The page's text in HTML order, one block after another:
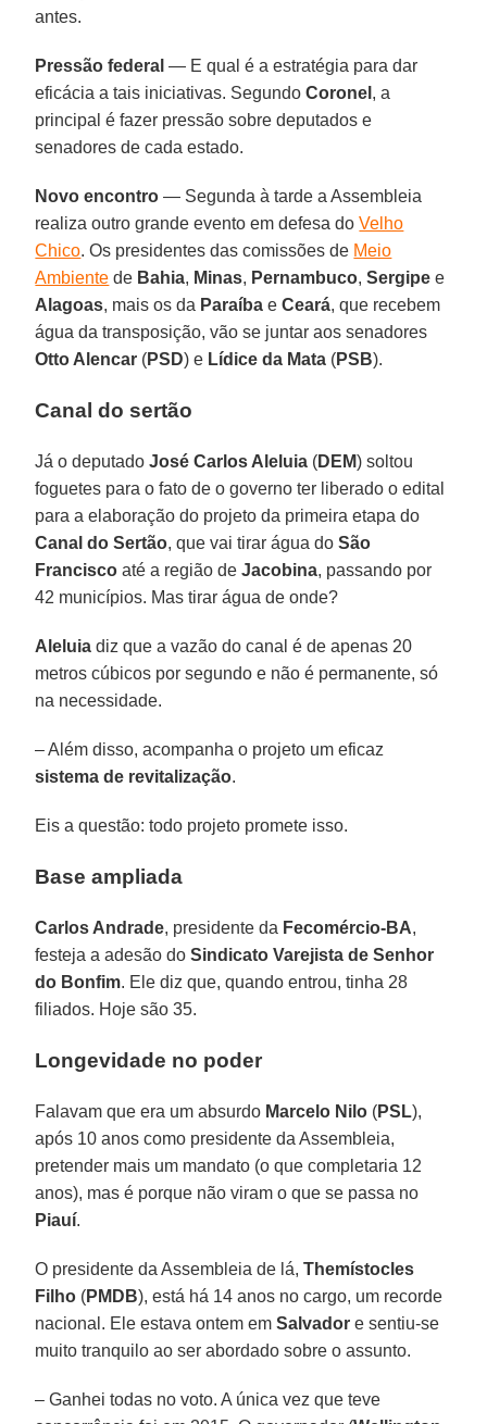
antes.
Pressão federal — E qual é a estratégia para dar
eficácia a tais iniciativas. SegundoCoronel , a
principal é fazer pressão sobre deputados e
senadores de cada estado.
Novo encontro — Segunda à tarde a Assembleia
realiza outro grande evento em defesa doVelho
Chico. Os presidentes das comissões de Meio
Ambiente de Bahia, Minas, Pernambuco,Sergipe e
Alagoas, mais os da Paraíba eCeará, que recebem
água da transposição, vão se juntar aos senadores
Otto Alencar (PSD) e Lídice da Mata (PSB).
Canal do sertão
Já o deputadoJosé Carlos Aleluia (DEM) soltou
foguetes para o fato de o governo ter liberado o edital
para a elaboração do projeto da primeira etapa do
Canal do Sertão, que vai tirar água doSão
Francisco até a região deJacobina, passando por
42 municípios. Mas tirar água de onde?
Aleluia diz que a vazão do canal é de apenas 20
metros cúbicos por segundo e não é permanente, só
na necessidade.
– Além disso, acompanha o projeto um eficaz
sistema de revitalização.
Eis a questão: todo projeto promete isso.
Base ampliada
Carlos Andrade, presidente da Fecomércio-BA,
festeja a adesão doSindicato Varejista de Senhor
do Bonfim. Ele diz que, quando entrou, tinha 28
filiados. Hoje são 35.
Longevidade no poder
Falavam que era um absurdo Marcelo Nilo (PSL),
após 10 anos como presidente da Assembleia,
pretender mais um mandato (o que completaria 12
anos), mas é porque não viram o que se passa no
Piauí.
O presidente da Assembleia de lá,Themístocles
Filho (PMDB), está há 14 anos no cargo, um recorde
nacional. Ele estava ontem emSalvador e sentiu-se
muito tranquilo ao ser abordado sobre o assunto.
– Ganhei todas no voto. A única vez que teve